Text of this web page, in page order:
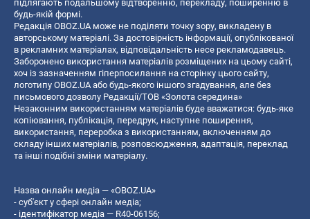
підлягають подальшому відтворенню, перекладу, поширенню в
будь-якій формі.
Редакція OBOZ.UA може не поділяти точку зору, викладену в
авторському матеріалі. За достовірність інформації, опублікованої
в рекламних матеріалах, відповідальність несе рекламодавець.
Заборонено використання матеріалів розміщених на цьому сайті,
хоч із зазначенням гіперпосилання на сторінку цього сайту,
логотипу OBOZ.UA або будь-якого іншого згадування, але без
письмового дозволу Редакції/ТОВ «Золота середина»
Незаконним використанням матеріалів буде вважатися: будь-яке
копiювання, публiкацiя, передрук, наступне поширення,
використання, переробка з використанням, включенням до
складу інших матеріалів, розповсюдження, адаптація, переклад
та інші подібні зміни матеріалу.
Назва онлайн медіа — «OBOZ.UA»
- суб'єкт у сфері онлайн медіа;
- ідентифікатор медіа — R40-06156;